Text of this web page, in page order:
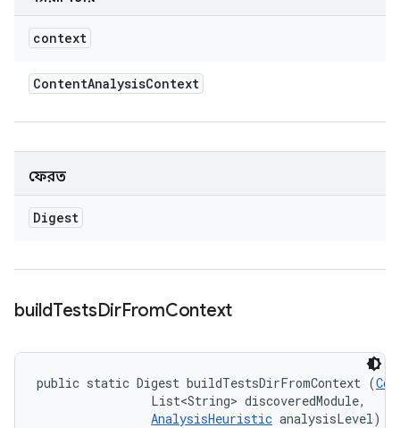
context
ContentAnalysisContext
ফেরত
Digest
buildTestsDirFromContext
public static Digest buildTestsDirFromContext (
                List<String> discoveredModule,
AnalysisHeuristic analysisLevel)